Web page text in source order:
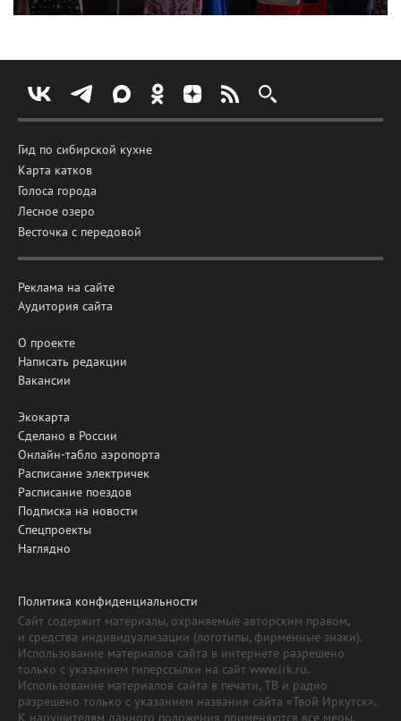
Гид по сибирской кухне
Карта катков
Голоса города
Лесное озеро
Весточка с передовой
Реклама на сайте
Аудитория сайта
О проекте
Написать редакции
Вакансии
Экокарта
Сделано в России
Онлайн-табло аэропорта
Расписание электричек
Расписание поездов
Подписка на новости
Спецпроекты
Наглядно
Политика конфиденциальности
Сайт содержит материалы, охраняемые авторским правом,
и средства индивидуализации (логотипы, фирменные знаки).
Использование материалов сайта в интернете разрешено
только с указанием гиперссылки на сайт www.irk.ru.
Использование материалов сайта в печати, ТВ и радио
разрешено только с указанием названия сайта «Твой Иркутск».
К нарушителям данного положения применяются все меры,